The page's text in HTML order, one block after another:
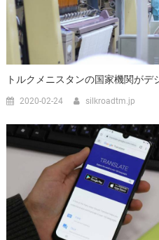
トルクメニスタンの国家機関がデ
2020-02-24 silkroadtm.jp